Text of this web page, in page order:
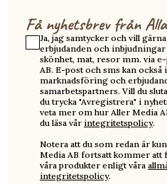
Få nyhetsbrev från
Ja, jag samtycker och vill
erbjudanden och
skönhet, mat, resor mm. via
AB. E-post och sms kan också
marknadsföring och
samarbetspartners. Vill du
du trycka "Avregistrera" i
veta mer om hur Aller Media
du läsa vår integritetspolicy.
Notera att du som redan är
Media AB fortsatt kommer
våra produkter enligt våra
integritetspolicy.